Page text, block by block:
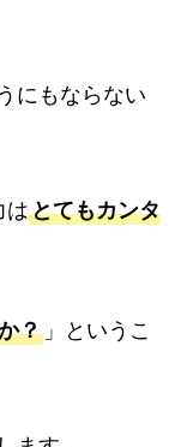
にもならない
はとてもカンタ
？」というこ